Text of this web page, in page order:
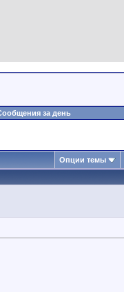
за день
Опции темы